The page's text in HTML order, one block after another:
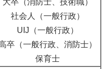
大卒（消防士、技術職）
社会人（一般行政）
UIJ（一般行政）
卒（一般行政、消防士）
保育士